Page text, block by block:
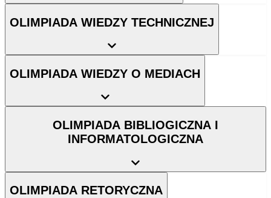
OLIMPIADA WIEDZY TECHNICZNEJ
OLIMPIADA WIEDZY O MEDIACH
OLIMPIADA BIBLIOGICZNA I
INFORMATOLOGICZNA
OLIMPIADA RETORYCZNA